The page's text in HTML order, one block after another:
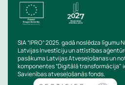
SIA “IPRO” 2025. gadā noslēdza līgumu
Latvijas Investīciju un attīstības
pasākuma Latvijas Atveseļošanas un
komponentes “Digitālā transformācija"
Savienības atveseļošanās fonds.